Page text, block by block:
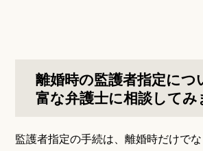
離婚時の監護者指定につ
富な弁護士に相談してみ
監護者指定の手続は、離婚時だけで